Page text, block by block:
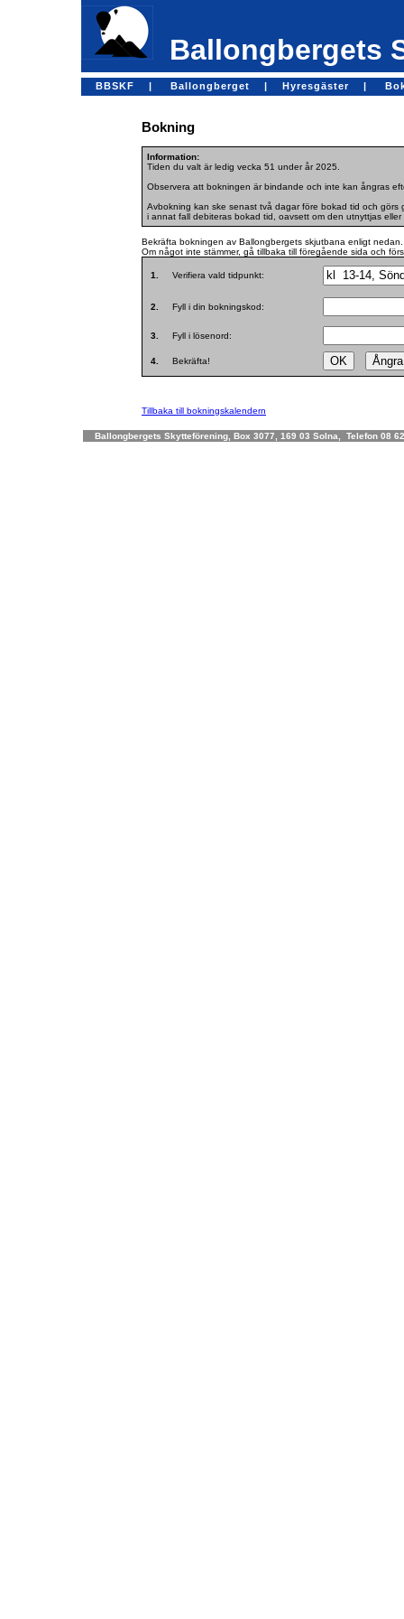
Ballongbergets
BBSKF | Ballongberget | Hyresgäster |
Bokning
Information:
Tiden du valt är ledig vecka 51 under år 2025.
Observera att bokningen är bindande och inte kan ångras
Avbokning kan ske senast två dagar före bokad tid och görs
i annat fall debiteras bokad tid, oavsett om den utnyttjas eller
Bekräfta bokningen av Ballongbergets skjutbana enligt nedan.
Om något inte stämmer, gå tillbaka till föregående sida och
1. Verifiera vald tidpunkt:
2. Fyll i din bokningskod:
3. Fyll i lösenord:
4. Bekräfta!
Tillbaka till bokningskalendern
Ballongbergets Skytteförening, Box 3077, 169 03 Solna, Telefon 08